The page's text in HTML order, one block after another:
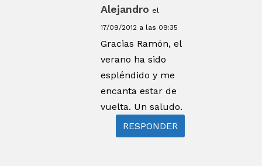
Alejandro el
17/09/2012 a las 09:35
Gracias Ramón, el
verano ha sido
espléndido y me
encanta estar de
vuelta. Un saludo.
RESPONDER